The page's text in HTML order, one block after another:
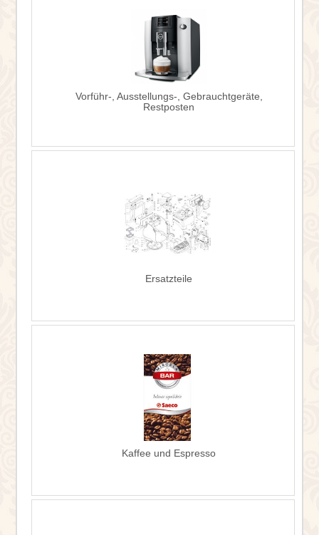
Vorführ-, Ausstellungs-, Gebrauchtgeräte,
Restposten
Ersatzteile
Kaffee und Espresso